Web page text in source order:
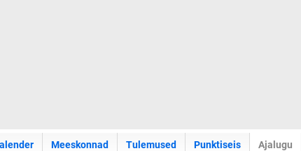
Meeskonnad Tulemused Punktiseis Ajalugu